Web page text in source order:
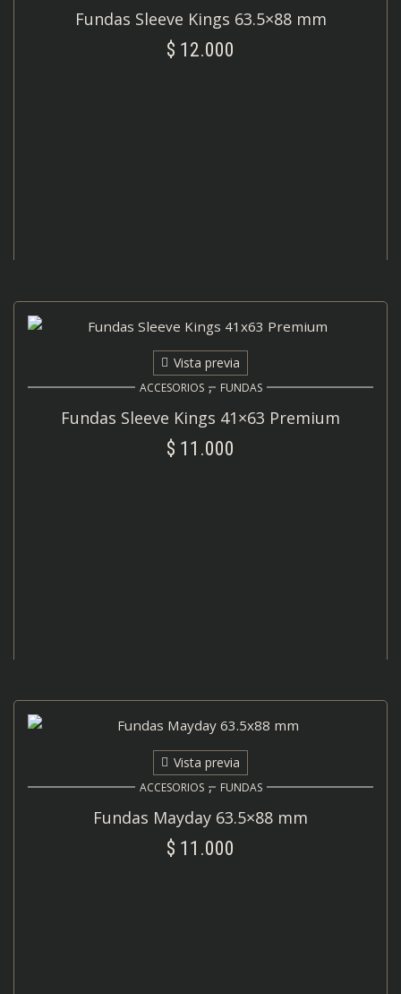
Fundas Sleeve Kings 63.5×88 mm
$ 12.000
Vista previa
ACCESORIOS , FUNDAS
Fundas Sleeve Kings 41×63 Premium
$ 11.000
Vista previa
ACCESORIOS , FUNDAS
Fundas Mayday 63.5×88 mm
$ 11.000